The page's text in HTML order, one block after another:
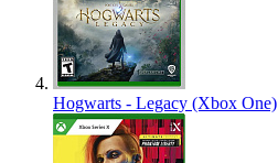
Hogwarts - Legacy (Xbox One)